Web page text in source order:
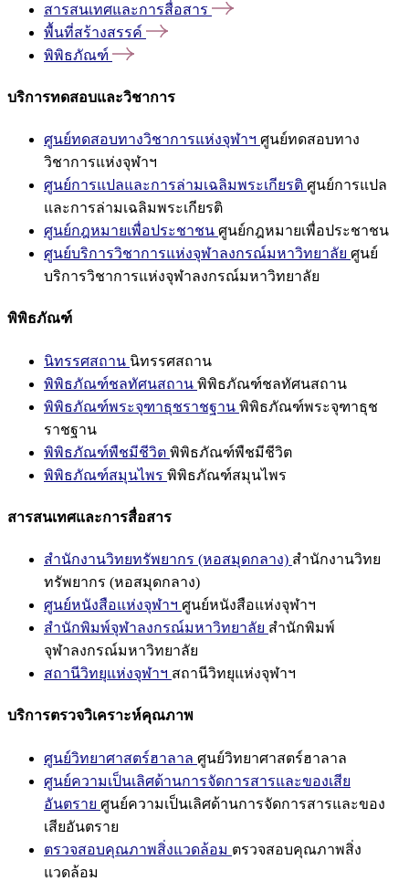
สารสนเทศและการสื่อสาร
พื้นที่สร้างสรรค์
พิพิธภัณฑ์
บริการทดสอบและวิชาการ
ศูนย์ทดสอบทางวิชาการแห่งจุฬาฯ ศูนย์ทดสอบทาง
วิชาการแห่งจุฬาฯ
ศูนย์การแปลและการล่ามเฉลิมพระเกียรติ ศูนย์การแปล
และการล่ามเฉลิมพระเกียรติ
ศูนย์กฎหมายเพื่อประชาชน ศูนย์กฎหมายเพื่อประชาชน
ศูนย์บริการวิชาการแห่งจุฬาลงกรณ์มหาวิทยาลัย ศูนย์
บริการวิชาการแห่งจุฬาลงกรณ์มหาวิทยาลัย
พิพิธภัณฑ์
นิทรรศสถาน นิทรรศสถาน
พิพิธภัณฑ์ชลทัศนสถาน พิพิธภัณฑ์ชลทัศนสถาน
พิพิธภัณฑ์พระจุฑาธุชราชฐาน พิพิธภัณฑ์พระจุฑาธุช
ราชฐาน
พิพิธภัณฑ์พืชมีชีวิต พิพิธภัณฑ์พืชมีชีวิต
พิพิธภัณฑ์สมุนไพร พิพิธภัณฑ์สมุนไพร
สารสนเทศและการสื่อสาร
สำนักงานวิทยทรัพยากร (หอสมุดกลาง) สำนักงานวิทย
ทรัพยากร (หอสมุดกลาง)
ศูนย์หนังสือแห่งจุฬาฯ ศูนย์หนังสือแห่งจุฬาฯ
สำนักพิมพ์จุฬาลงกรณ์มหาวิทยาลัย สำนักพิมพ์
จุฬาลงกรณ์มหาวิทยาลัย
สถานีวิทยุแห่งจุฬาฯ สถานีวิทยุแห่งจุฬาฯ
บริการตรวจวิเคราะห์คุณภาพ
ศูนย์วิทยาศาสตร์ฮาลาล ศูนย์วิทยาศาสตร์ฮาลาล
ศูนย์ความเป็นเลิศด้านการจัดการสารและของเสีย
อันตราย ศูนย์ความเป็นเลิศด้านการจัดการสารและของ
เสียอันตราย
ตรวจสอบคุณภาพสิ่งแวดล้อม ตรวจสอบคุณภาพสิ่ง
แวดล้อม